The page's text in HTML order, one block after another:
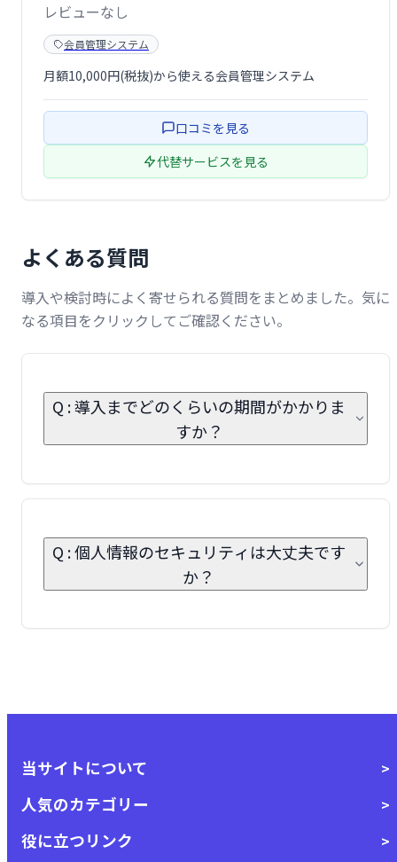
レビューなし
会員管理システム
月額10,000円(税抜)から使える会員管理システム
口コミを見る
代替サービスを見る
よくある質問
導入や検討時によく寄せられる質問をまとめました。気に
なる項目をクリックしてご確認ください。
Q : 導入までどのくらいの期間がかかりま
すか？
Q : 個人情報のセキュリティは大丈夫です
か？
当サイトについて
人気のカテゴリー
役に立つリンク